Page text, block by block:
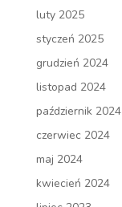
luty 2025
styczeń 2025
grudzień 2024
listopad 2024
październik 2024
czerwiec 2024
maj 2024
kwiecień 2024